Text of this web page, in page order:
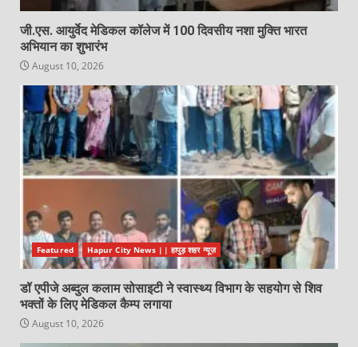
जी.एस. आयुर्वेद मेडिकल कॉलेज में 100 दिवसीय नशा मुक्ति भारत
अभियान का शुभारंभ
August 10, 2026
Featured Hapur City News || हापुड़ शहर न्यूज़
डॉ एपीजे अब्दुल कलाम सोसाइटी ने स्वास्थ्य विभाग के सहयोग से शिव
भक्तों के लिए मेडिकल कैम्प लगाया
August 10, 2026